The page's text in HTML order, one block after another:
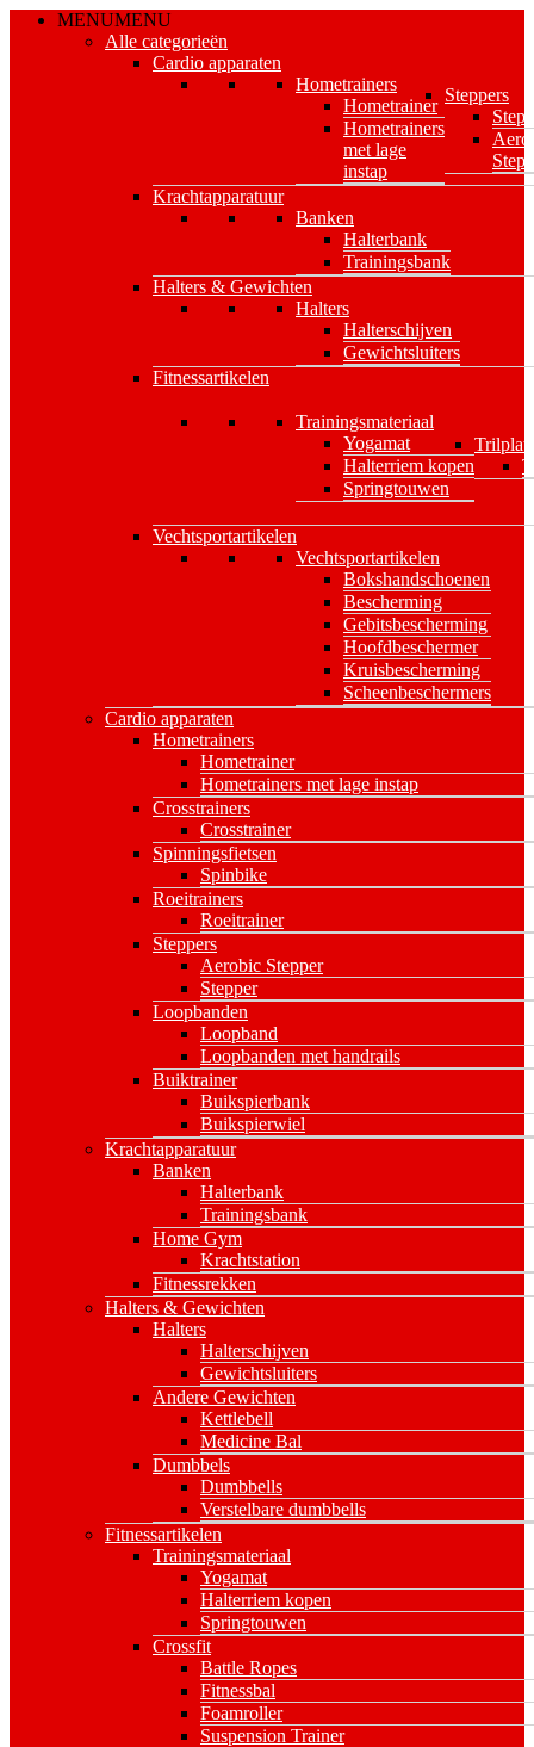
Skip
MENUMENU
Alle categorieën
Cardio apparaten
Hometrainers
Hometrainer
Hometrainers
met lage
instap
Steppers
Krachtapparatuur
Banken
Halterbank
Trainingsbank
Halters & Gewichten
Halters
Halterschijven
Gewichtsluiters
Fitnessartikelen
Trainingsmateriaal
Yogamat
Halterriem kopen
Springtouwen
Vechtsportartikelen
Vechtsportartikelen
Bokshandschoenen
Bescherming
Gebitsbescherming
Hoofdbeschermer
Kruisbescherming
Scheenbeschermers
Cardio apparaten
Hometrainers
Hometrainer
Hometrainers met lage instap
Crosstrainers
Crosstrainer
Spinningsfietsen
Spinbike
Roeitrainers
Roeitrainer
Steppers
Aerobic Stepper
Stepper
Loopbanden
Loopband
Loopbanden met handrails
Buiktrainer
Buikspierbank
Buikspierwiel
Krachtapparatuur
Banken
Halterbank
Trainingsbank
Home Gym
Krachtstation
Fitnessrekken
Halters & Gewichten
Halters
Halterschijven
Gewichtsluiters
Andere Gewichten
Kettlebell
Medicine Bal
Dumbbels
Dumbbells
Verstelbare dumbbells
Fitnessartikelen
Trainingsmateriaal
Yogamat
Halterriem kopen
Springtouwen
Crossfit
Battle Ropes
Fitnessbal
Foamroller
Suspension Trainer